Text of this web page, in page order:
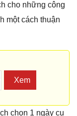
cho những công
một cách thuận
Xem
chọn 1 ngày cụ